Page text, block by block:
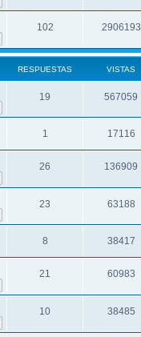
102 2906193
RESPUESTAS VISTAS
19 567059
1 17116
26 136909
23 63188
8 38417
21 60983
10 38485